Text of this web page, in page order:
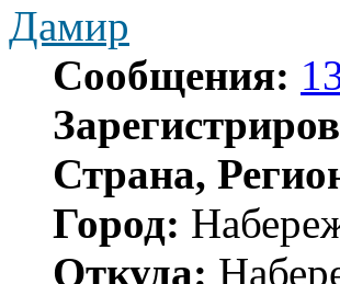
Дамир
Сообщения:
Страна,
Город:
Откуда: